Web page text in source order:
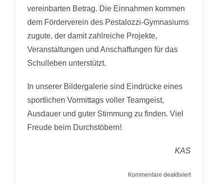
vereinbarten Betrag. Die Einnahmen kommen
dem Förderverein des Pestalozzi-Gymnasiums
zugute, der damit zahlreiche Projekte,
Veranstaltungen und Anschaffungen für das
Schulleben unterstützt.
In unserer Bildergalerie sind Eindrücke eines
sportlichen Vormittags voller Teamgeist,
Ausdauer und guter Stimmung zu finden. Viel
Freude beim Durchstöbern!
KAS
Kommentare deaktiviertfür